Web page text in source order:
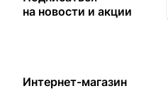
на новости и акции
Интернет-магазин